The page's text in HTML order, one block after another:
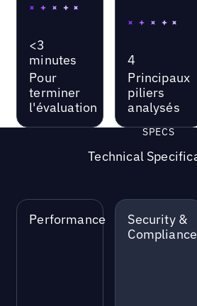
<3
minutes
Pour
terminer
l'évaluation
4
Principaux
piliers
analysés
SPECS
Technical
Performance
Security &
Compliance